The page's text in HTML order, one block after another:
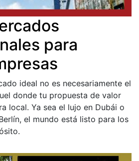
para
ideal no es necesariamente el
donde tu propuesta de valor
local. Ya sea el lujo en Dubái o
el mundo está listo para los